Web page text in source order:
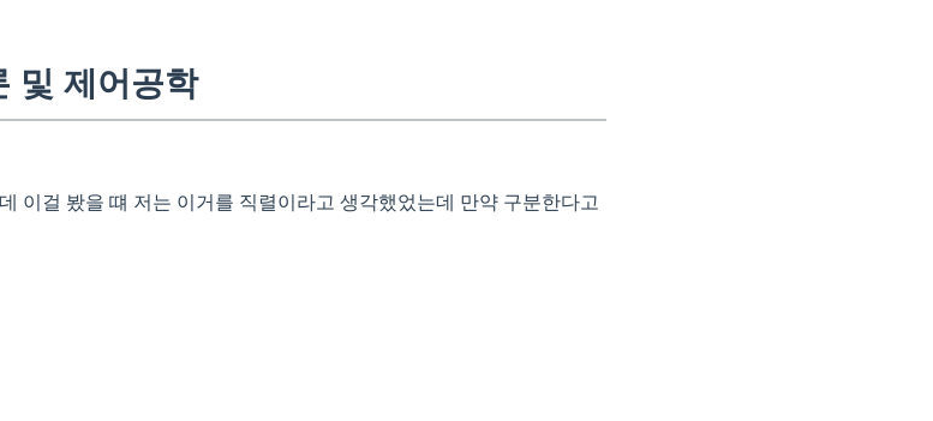
및 제어공학
이걸 봤을 떄 저는 이거를 직렬이라고 생각했었는데 만약 구분한다고